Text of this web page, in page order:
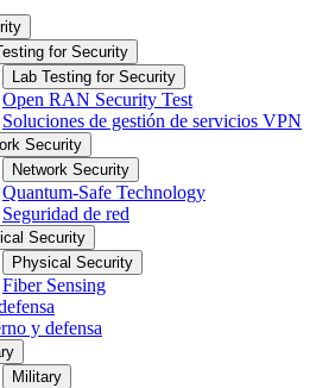
for Security
Lab Testing for Security
Open RAN Security Test
Soluciones de gestión de servicios VPN
Security
Network Security
Quantum-Safe Technology
Seguridad de red
Security
Physical Security
Fiber Sensing
y defensa
Military